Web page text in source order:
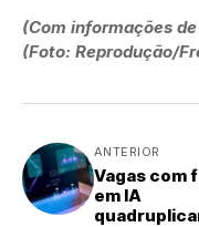
(Com informações de
(Foto: Reprodução/
ANTERIOR
Vagas com
em IA